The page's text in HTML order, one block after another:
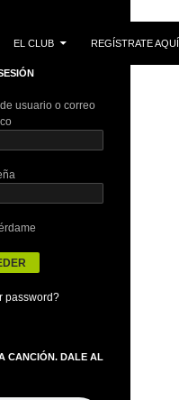
EL CLUB
REGÍSTRATE AQUÍ
usuario o correo
password?
CANCIÓN. DALE AL